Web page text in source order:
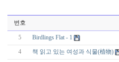
번호
5 Birdlings Flat - 1
4 책 읽고 있는 여성과 식물(植物)